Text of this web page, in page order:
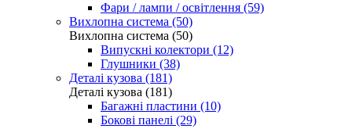
Фари / лампи / освітлення (59)
Вихлопна система (50)
Вихлопна система (50)
Випускні колектори (12)
Глушники (38)
Деталі кузова (181)
Деталі кузова (181)
Багажні пластини (10)
Бокові панелі (29)